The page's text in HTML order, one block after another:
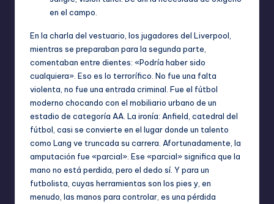
en el campo.
En la charla del vestuario, los jugadores del Liverpool,
mientras se preparaban para la segunda parte,
comentaban entre dientes: «Podría haber sido
cualquiera». Eso es lo terrorífico. No fue una falta
violenta, no fue una entrada criminal. Fue el fútbol
moderno chocando con el mobiliario urbano de un
estadio de categoría AA. La ironía: Anfield, catedral del
fútbol, casi se convierte en el lugar donde un talento
como Lang ve truncada su carrera. Afortunadamente, la
amputación fue «parcial». Ese «parcial» significa que la
mano no está perdida, pero el dedo sí. Y para un
futbolista, cuyas herramientas son los pies y, en
menudo, las manos para controlar, es una pérdida